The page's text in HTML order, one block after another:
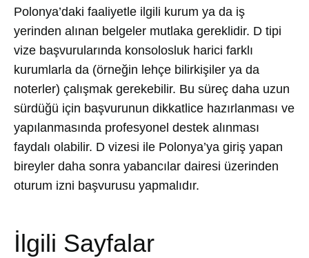
Polonya’daki faaliyetle ilgili kurum ya da iş
yerinden alınan belgeler mutlaka gereklidir. D tipi
vize başvurularında konsolosluk harici farklı
kurumlarla da (örneğin lehçe bilirkişiler ya da
noterler) çalışmak gerekebilir. Bu süreç daha uzun
sürdüğü için başvurunun dikkatlice hazırlanması ve
yapılanmasında profesyonel destek alınması
faydalı olabilir. D vizesi ile Polonya’ya giriş yapan
bireyler daha sonra yabancılar dairesi üzerinden
oturum izni başvurusu yapmalıdır.
İlgili Sayfalar